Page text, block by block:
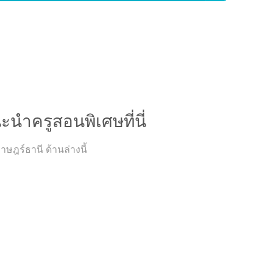
นำครูสอนพิเศษที่นี่
ษฎร์ธานี ด้านล่างนี้